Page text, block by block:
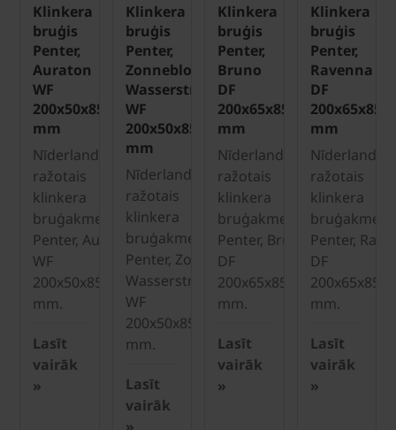
Klinkera
bruģis
Penter,
Auraton
WF
200x50x85
mm
Nīderlandē
ražotais
klinkera
bruģakmens
Penter, Auraton
WF
200x50x85
mm.
Lasīt
vairāk
»
Klinkera
bruģis
Penter,
Zonnebloem
Wasserstrich
WF
200x50x85
mm
Nīderlandē
ražotais
klinkera
bruģakmens
Penter, Zonnebloem
Wasserstrich
WF
200x50x85
mm.
Lasīt
vairāk
»
Klinkera
bruģis
Penter,
Bruno
DF
200x65x85
mm
Nīderlandē
ražotais
klinkera
bruģakmens
Penter, Bruno
DF
200x65x85
mm.
Lasīt
vairāk
»
Klinkera
bruģis
Penter,
Ravenna
DF
200x65x85
mm
Nīderlandē
ražotais
klinkera
bruģakmens
Penter,
DF
200x65x85
mm.
Lasīt
vairāk
»